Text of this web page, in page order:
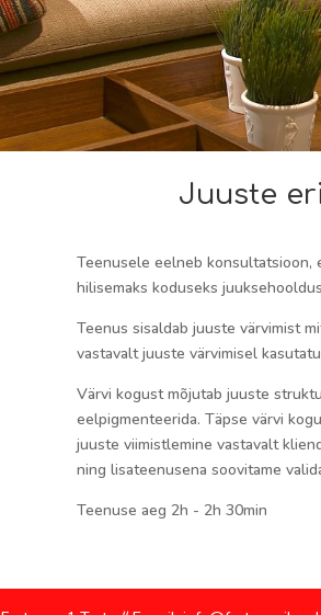
Juuste
Teenusele eelneb konsultatsioon,
hilisemaks koduseks
Teenus sisaldab juuste värvimist
vastavalt juuste värvimisel
Värvi kogust mõjutab juuste
eelpigmenteerida. Täpse värvi
juuste viimistlemine vastavalt
ning lisateenusena soovitame
Teenuse aeg 2h - 2h 30min